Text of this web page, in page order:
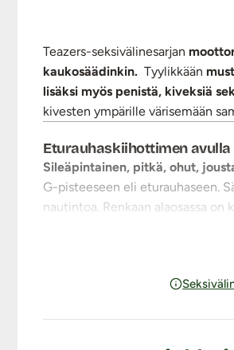
Teazers-seksivälinesarjan
kaukosäädinkin. Tyylikkään
lisäksi myös penistä, kiveksiä
kivesten ympärille värisemään
Eturauhaskiihottimen
Sileäpintainen, pitkä, ohut,
G-pisteeseen eli eturauhaseen.
nautintoa. Renkaan alaosassa
Eturauhasen stimulointi
10 erilaista ja kiihottavaa
stimulointiin.Kymmenen (10)